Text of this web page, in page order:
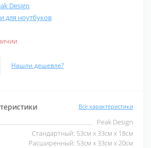
Design
для ноутбуков
Нашли дешевле?
Все характеристики
Peak Design
Стандартный: 53см x 33см x 18см
Расширенный: 53см x 33см x 20см